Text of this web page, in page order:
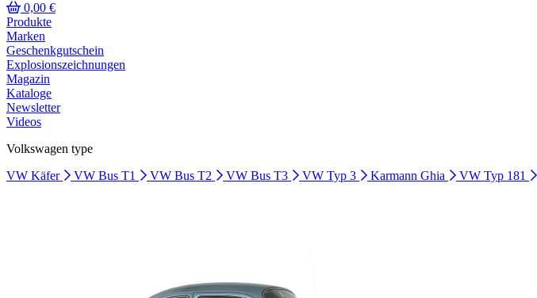
0,00 €
Produkte
Marken
Geschenkgutschein
Explosionszeichnungen
Magazin
Kataloge
Newsletter
Videos
Volkswagen type
VW Käfer
VW Bus T1 VW Bus T2 VW Bus T3 VW Typ 3 Karmann Ghia VW Typ 181